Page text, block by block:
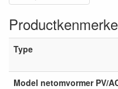
Type
Model netomvormer PV/